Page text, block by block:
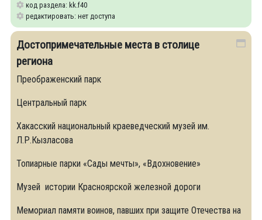
код раздела: kk.f40
редактировать: нет доступа
Достопримечательные места в столице
региона
Преображенский парк
Центральный парк
Хакасский национальный краеведческий музей им.
Л.Р.Кызласова
Топиарные парки «Сады мечты», «Вдохновение»
Музей истории Красноярской железной дороги
Мемориал памяти воинов, павших при защите Отечества на